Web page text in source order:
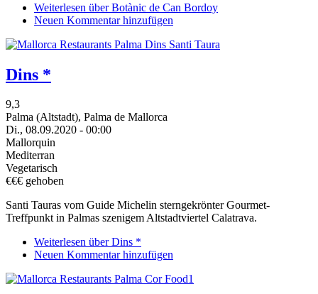
Weiterlesen über Botànic de Can Bordoy
Neuen Kommentar hinzufügen
Dins *
9,3
Palma (Altstadt), Palma de Mallorca
Di., 08.09.2020 - 00:00
Mallorquin
Mediterran
Vegetarisch
€€€ gehoben
Santi Tauras vom Guide Michelin sterngekrönter Gourmet-
Treffpunkt in Palmas szenigem Altstadtviertel Calatrava.
Weiterlesen über Dins *
Neuen Kommentar hinzufügen